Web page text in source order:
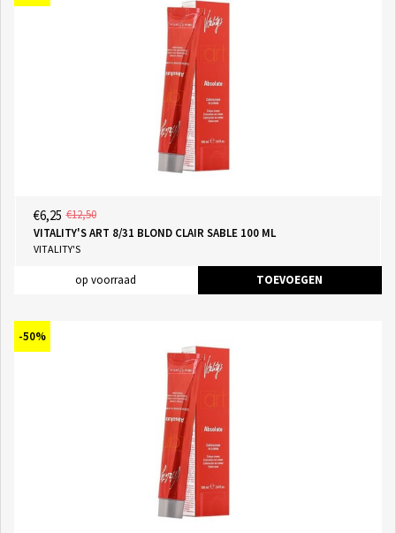
€6,25 €12,50
VITALITY'S ART 8/31 BLOND CLAIR SABLE 100 ML
VITALITY'S
op voorraad TOEVOEGEN
-50%